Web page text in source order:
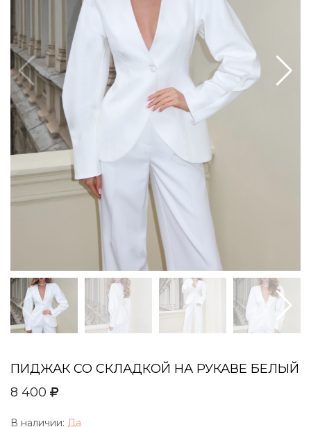
ПИДЖАК СО СКЛАДКОЙ НА РУКАВЕ БЕЛЫЙ
8 400
В наличии: Да